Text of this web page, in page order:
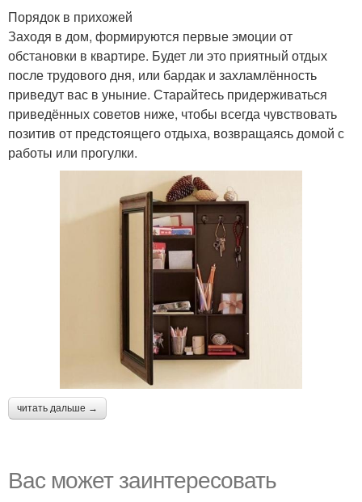
Порядок в прихожей
Заходя в дом, формируются первые эмоции от
обстановки в квартире. Будет ли это приятный отдых
после трудового дня, или бардак и захламлённость
приведут вас в уныние. Старайтесь придерживаться
приведённых советов ниже, чтобы всегда чувствовать
позитив от предстоящего отдыха, возвращаясь домой с
работы или прогулки.
читать дальше →
Вас может заинтересовать